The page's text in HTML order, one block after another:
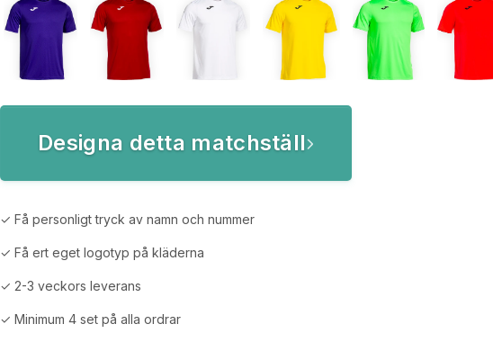
Designa detta matchställ
✓ Få personligt tryck av namn och nummer
✓ Få ert eget logotyp på kläderna
✓ 2-3 veckors leverans
✓ Minimum 4 set på alla ordrar